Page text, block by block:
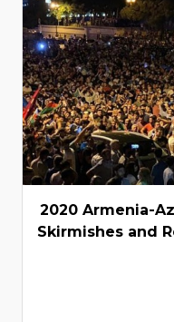
2020 Armenia-
Skirmishes and